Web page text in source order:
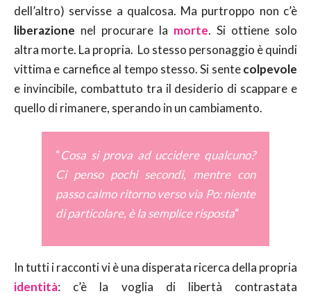
dell’altro) servisse a qualcosa. Ma purtroppo non c’è
liberazione nel procurare la morte. Si ottiene solo
altra morte. La propria. Lo stesso personaggio è quindi
vittima e carnefice al tempo stesso. Si sentecolpevole
e invincibile, combattuto tra il desiderio di scappare e
quello di rimanere, sperando in un cambiamento.
“Cosa si prova ad uccidere qualcuno?
Ci penso pochi secondi, mentre con
passo calmo ritorno verso via Po: niente
di particolare, è la semplice risposta“
In tutti i racconti vi è una disperata ricerca della propria
identità: c’è la voglia di libertà contrastata